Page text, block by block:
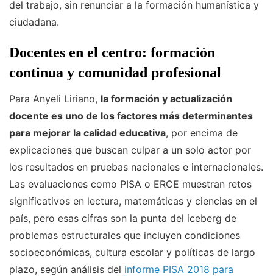
del trabajo, sin renunciar a la formación humanística y
ciudadana.
Docentes en el centro: formación
continua y comunidad profesional
Para Anyeli Liriano, la formación y actualización
docente es uno de los factores más determinantes
para mejorar la calidad educativa, por encima de
explicaciones que buscan culpar a un solo actor por
los resultados en pruebas nacionales e internacionales.
Las evaluaciones como PISA o ERCE muestran retos
significativos en lectura, matemáticas y ciencias en el
país, pero esas cifras son la punta del iceberg de
problemas estructurales que incluyen condiciones
socioeconómicas, cultura escolar y políticas de largo
plazo, según análisis del informe PISA 2018 para